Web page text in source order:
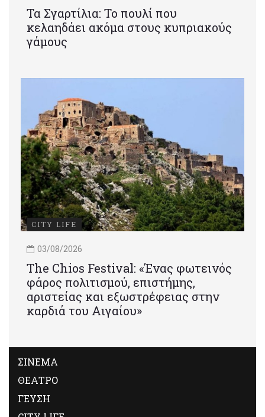
Τα Σγαρτίλια: Το πουλί που
κελαηδάει ακόμα στους κυπριακούς
γάμους
CITY LIFE
03/08/2026
Τhe Chios Festival: «Ένας φωτεινός
φάρος πολιτισμού, επιστήμης,
αριστείας και εξωστρέφειας στην
καρδιά του Αιγαίου»
ΣΙΝΕΜΑ
ΘΕΑΤΡΟ
ΓΕΥΣΗ